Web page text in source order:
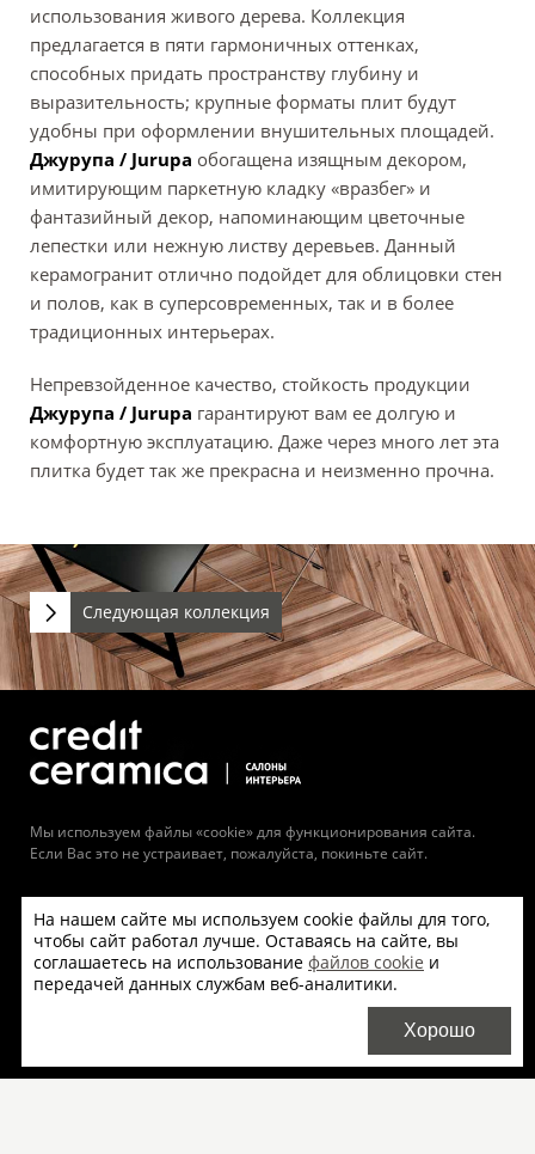
использования живого дерева. Коллекция
предлагается в пяти гармоничных оттенках,
способных придать пространству глубину и
выразительность; крупные форматы плит будут
удобны при оформлении внушительных площадей.
Джурупа / Jurupa обогащена изящным декором,
имитирующим паркетную кладку «вразбег» и
фантазийный декор, напоминающим цветочные
лепестки или нежную листву деревьев. Данный
керамогранит отлично подойдет для облицовки стен
и полов, как в суперсовременных, так и в более
традиционных интерьерах.
Непревзойденное качество, стойкость продукции
Джурупа / Jurupa гарантируют вам ее долгую и
комфортную эксплуатацию. Даже через много лет эта
плитка будет так же прекрасна и неизменно прочна.
Следующая коллекция
Мы используем файлы «cookie» для функционирования сайта.
Если Вас это не устраивает, пожалуйста, покиньте сайт.
8 (800) 511-71-43
+7 (495) 956-00-59
+7 (812) 327-27-12
Официальный дистрибьютор Mirage в РФ компания
На нашем сайте мы используем cookie файлы для того,
чтобы сайт работал лучше. Оставаясь на сайте, вы
соглашаетесь на использование файлов cookie и
передачей данных службам веб-аналитики.
Хорошо